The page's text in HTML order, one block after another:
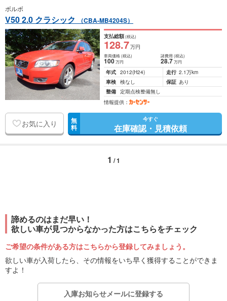
ボルボ
V50 2.0 クラシック （CBA-MB4204S）
支払総額(税込)
128.7万円
車両価格(税込)
100万円
諸費用 (税込)
28.7 万円
年式 2012(H24) 走行 2.1万km
車検 検なし 保証 あり
整備 定期点検整備無し
情報提供：
お気に入り 無
料
今すぐ
在庫確認・見積依頼
1 / 1
諦めるのはまだ早い！
欲しい車が見つからなかった方はこちらをチェック
ご希望の条件がある方はこちらから登録してみましょう。
欲しい車が入荷したら、その情報をいち早く獲得することができま
すよ！
入庫お知らせメールに登録する